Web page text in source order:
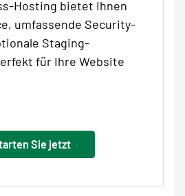
Hosting bietet Ihnen
umfassende Security-
Staging-
für Ihre Website
Sie jetzt